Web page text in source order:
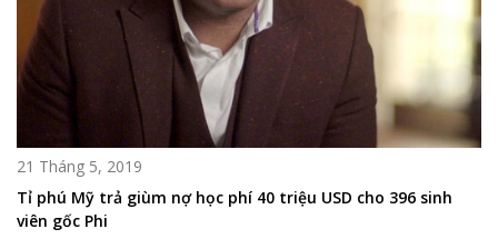
21 Tháng 5, 2019
Tỉ phú Mỹ trả giùm nợ học phí 40 triệu USD cho 396 sinh
viên gốc Phi